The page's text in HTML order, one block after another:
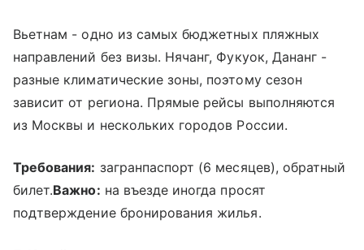
Вьетнам - одно из самых бюджетных пляжных
направлений без визы. Нячанг, Фукуок, Дананг -
разные климатические зоны, поэтому сезон
зависит от региона. Прямые рейсы выполняются
из Москвы и нескольких городов России.
Требования: загранпаспорт (6 месяцев), обратный
билет.Важно: на въезде иногда просят
подтверждение бронирования жилья.